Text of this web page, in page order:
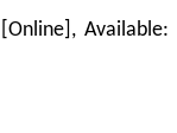
[Online], Available: